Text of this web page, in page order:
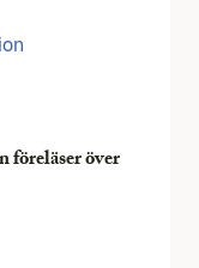
föreläser över